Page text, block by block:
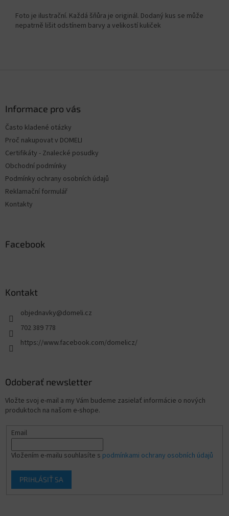
Foto je ilustrační. Každá šňůra je originál. Dodaný kus se může
nepatrně lišit odstínem barvy a velikostí kuliček
Informace pro vás
Často kladené otázky
Proč nakupovat v DOMELI
Certifikáty - Znalecké posudky
Obchodní podmínky
Podmínky ochrany osobních údajů
Reklamační formulář
Kontakty
Facebook
Kontakt
objednavky@domeli.cz
702 389 778
https://www.facebook.com/domelicz/
Odoberať newsletter
Vložte svoj e-mail a my Vám budeme zasielať informácie o nových
produktoch na našom e-shope.
Email
Vložením e-mailu souhlasíte s podmínkami ochrany osobních údajů
PRIHLÁSIŤ SA